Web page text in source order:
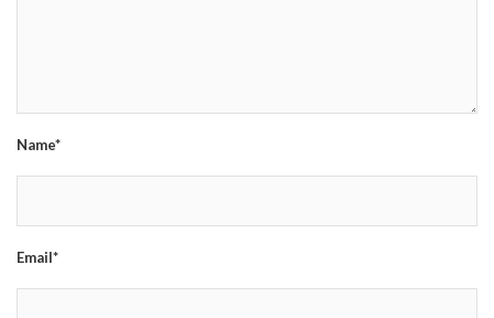
Name*
Email*